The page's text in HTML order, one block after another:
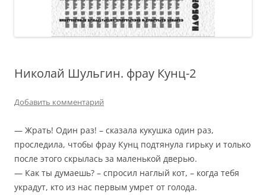
Николай Шульгин. фрау Кунц-2
Добавить комментарий
— Жрать! Один раз! – сказала кукушка один раз,
проследила, чтобы фрау Кунц подтянула гирьку и только
после этого скрылась за маленькой дверью.
— Как ты думаешь? – спросил наглый кот, – когда тебя
украдут, кто из нас первым умрет от голода.